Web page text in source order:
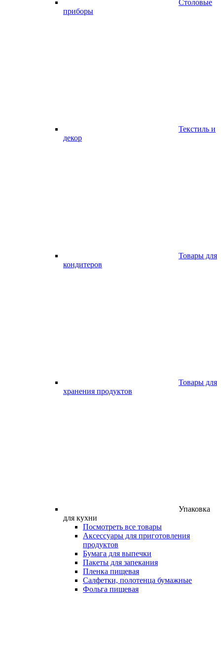
Столовые
приборы
Текстиль и
декор
Товары для
кондитеров
Товары для
хранения продуктов
Упаковка
для кухни
Посмотреть все товары
Аксессуары для приготовления
продуктов
Бумага для выпечки
Пакеты для запекания
Пленка пищевая
Салфетки, полотенца бумажные
Фольга пищевая